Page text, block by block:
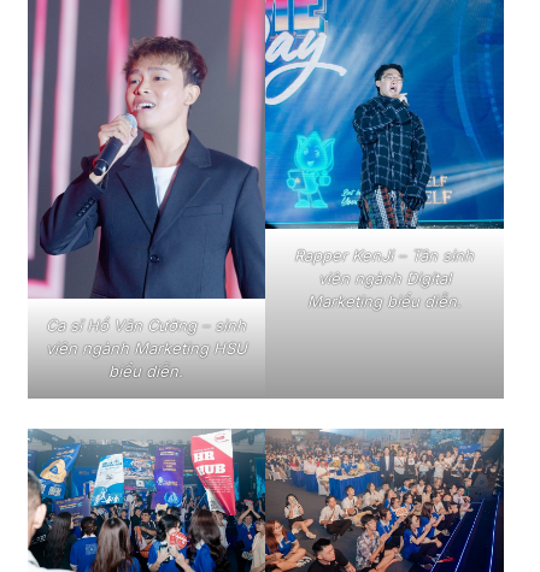
Ca sĩ Hồ Văn Cường – sinh
viên ngành Marketing HSU
biểu diễn.
Rapper KenJi – Tân sinh
viên ngành Digital
Marketing biểu diễn.